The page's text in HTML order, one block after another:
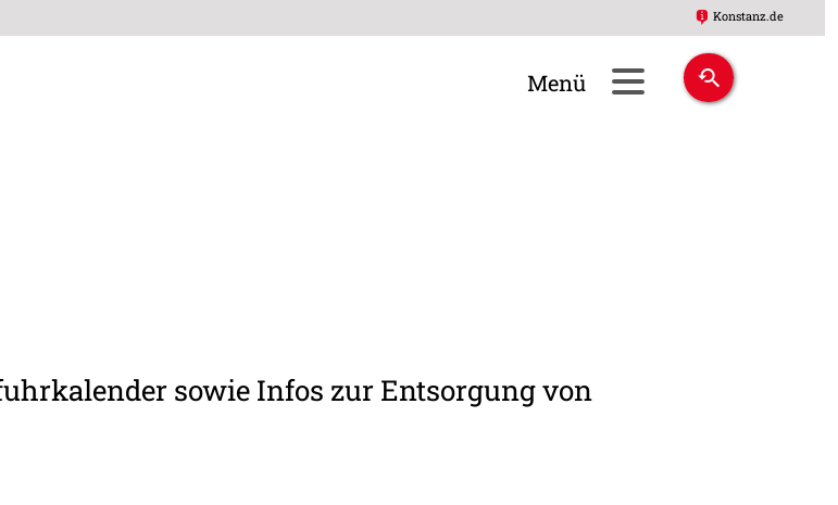
Konstanz.de
sowie Infos zur Entsorgung von